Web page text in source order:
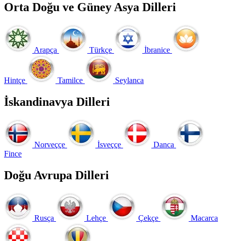
Orta Doğu ve Güney Asya Dilleri
Arapça Türkçe İbranice
Hintçe Tamilce Seylanca
İskandinavya Dilleri
Norveççe İsveççe
Danca
Fince
Doğu Avrupa Dilleri
Rusça Lehçe Çekçe Macarca